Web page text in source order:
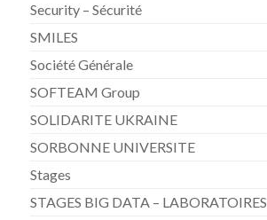
Security – Sécurité
SMILES
Société Générale
SOFTEAM Group
SOLIDARITE UKRAINE
SORBONNE UNIVERSITE
Stages
STAGES BIG DATA – LABORATOIRES